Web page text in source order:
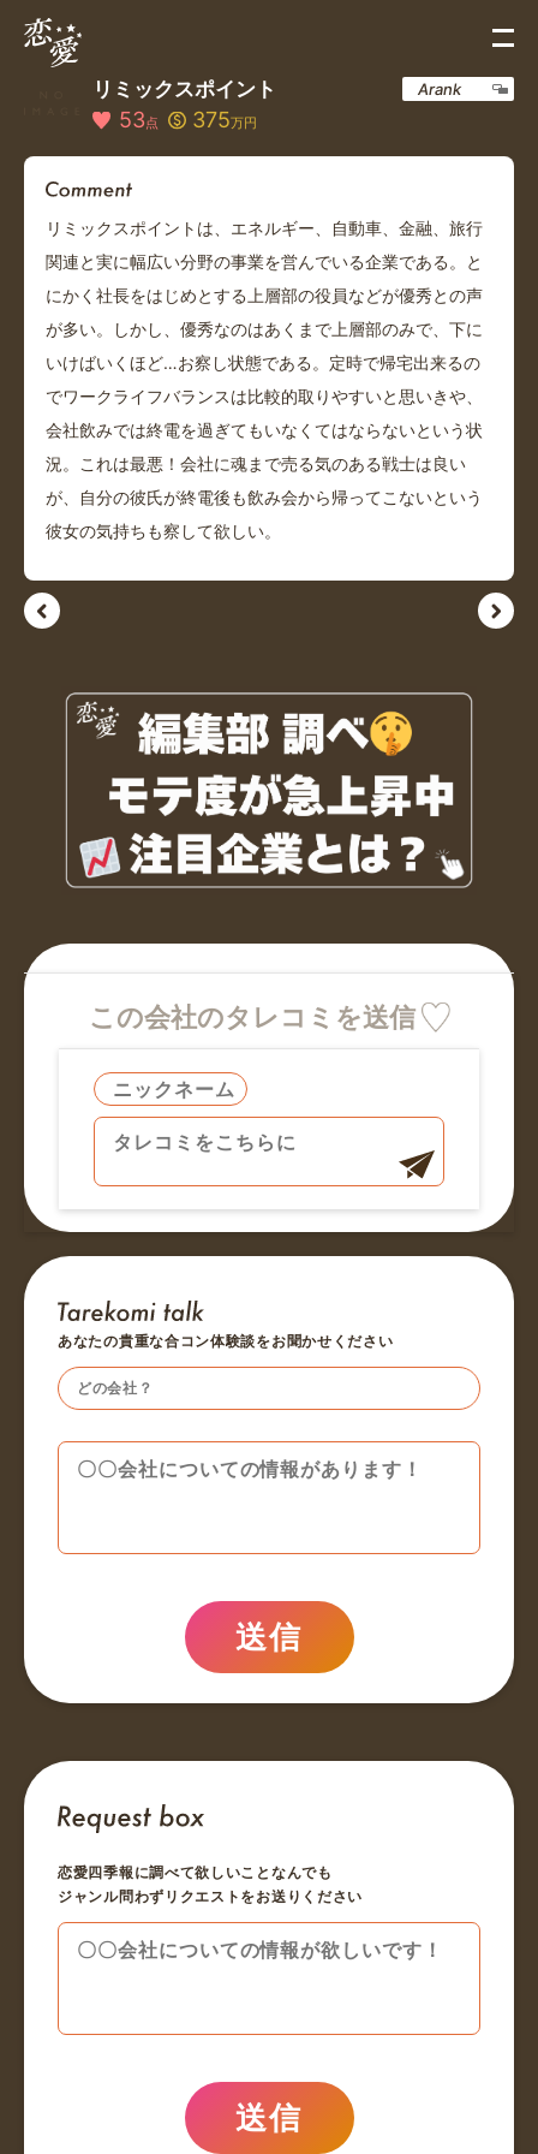
リミックスポイント
53点 375万円
Arank
リミックスポイントは、エネルギー、自動車、金融、旅行
関連と実に幅広い分野の事業を営んでいる企業である。と
にかく社長をはじめとする上層部の役員などが優秀との声
が多い。しかし、優秀なのはあくまで上層部のみで、下に
いけばいくほど…お察し状態である。定時で帰宅出来るの
でワークライフバランスは比較的取りやすいと思いきや、
会社飲みでは終電を過ぎてもいなくてはならないという状
況。これは最悪！会社に魂まで売る気のある戦士は良い
が、自分の彼氏が終電後も飲み会から帰ってこないという
彼女の気持ちも察して欲しい。
この会社のタレコミを送信
あなたの貴重な合コン体験談をお聞かせください
送信
恋愛四季報に調べて欲しいことなんでも
ジャンル問わずリクエストをお送りください
送信